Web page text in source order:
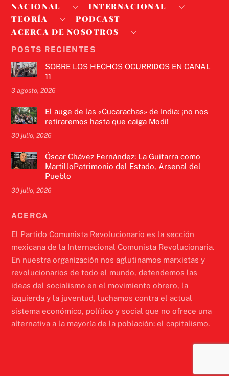
NACIONAL
INTERNACIONAL
TEORÍA
PODCAST
ACERCA DE NOSOTROS
POSTS RECIENTES
SOBRE LOS HECHOS OCURRIDOS EN CANAL
11
3 agosto, 2026
El auge de las «Cucarachas» de India: ¡no nos
retiraremos hasta que caiga Modi!
30 julio, 2026
Óscar Chávez Fernández: La Guitarra como
MartilloPatrimonio del Estado, Arsenal del
Pueblo
30 julio, 2026
ACERCA
El Partido Comunista Revolucionario es la sección
mexicana de la Internacional Comunista Revolucionaria.
En nuestra organización nos aglutinamos marxistas y
revolucionarios de todo el mundo, defendemos las
ideas del socialismo en el movimiento obrero, la
izquierda y la juventud, luchamos contra el actual
sistema económico, político y social que no ofrece una
alternativa a la mayoría de la población: el capitalismo.